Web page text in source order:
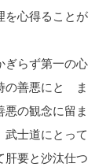
を心得ることが
ぎらず第一の心
善悪にとゞま
悪の観念に留ま
武士道にとって
肝要と沙汰仕つ